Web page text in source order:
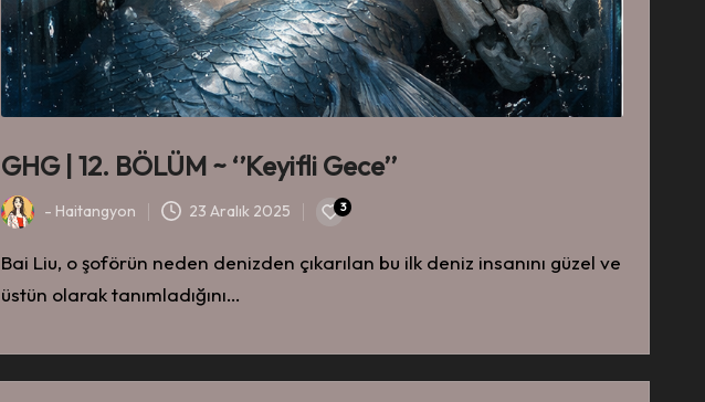
GHG | 12. BÖLÜM ~ ‘’Keyifli Gece’’
-
- Haitangyon 23 Aralık 2025 3
Bai Liu, o şoförün neden denizden çıkarılan bu ilk deniz insanını güzel ve
üstün olarak tanımladığını…